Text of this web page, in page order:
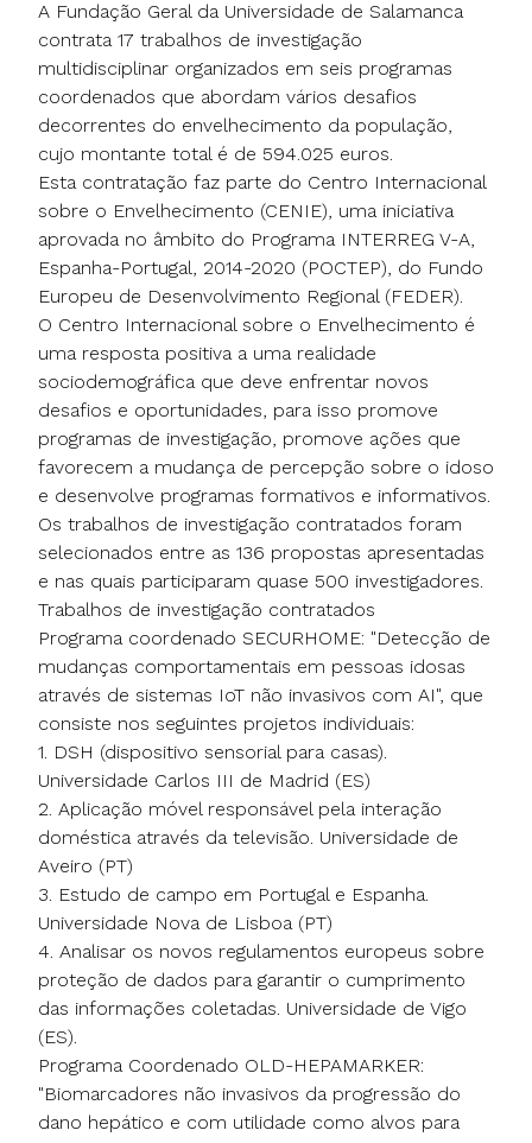
A Fundação Geral da Universidade de Salamanca
contrata 17 trabalhos de investigação
multidisciplinar organizados em seis programas
coordenados que abordam vários desafios
decorrentes do envelhecimento da população,
cujo montante total é de 594.025 euros.
Esta contratação faz parte do Centro Internacional
sobre o Envelhecimento (CENIE), uma iniciativa
aprovada no âmbito do Programa INTERREG V-A,
Espanha-Portugal, 2014-2020 (POCTEP), do Fundo
Europeu de Desenvolvimento Regional (FEDER).
O Centro Internacional sobre o Envelhecimento é
uma resposta positiva a uma realidade
sociodemográfica que deve enfrentar novos
desafios e oportunidades, para isso promove
programas de investigação, promove ações que
favorecem a mudança de percepção sobre o idoso
e desenvolve programas formativos e informativos.
Os trabalhos de investigação contratados foram
selecionados entre as 136 propostas apresentadas
e nas quais participaram quase 500 investigadores.
Trabalhos de investigação contratados
Programa coordenado SECURHOME: "Detecção de
mudanças comportamentais em pessoas idosas
através de sistemas IoT não invasivos com AI", que
consiste nos seguintes projetos individuais:
1. DSH (dispositivo sensorial para casas).
Universidade Carlos III de Madrid (ES)
2. Aplicação móvel responsável pela interação
doméstica através da televisão. Universidade de
Aveiro (PT)
3. Estudo de campo em Portugal e Espanha.
Universidade Nova de Lisboa (PT)
4. Analisar os novos regulamentos europeus sobre
proteção de dados para garantir o cumprimento
das informações coletadas. Universidade de Vigo
(ES).
Programa Coordenado OLD-HEPAMARKER:
"Biomarcadores não invasivos da progressão do
dano hepático e com utilidade como alvos para